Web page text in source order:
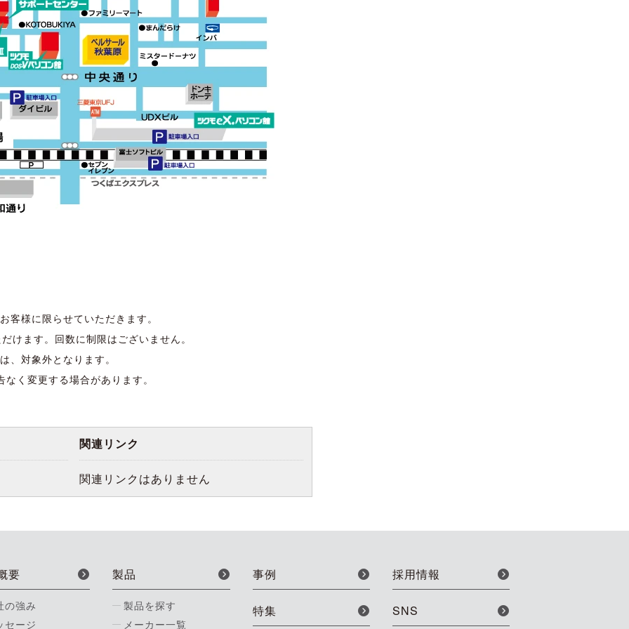
客様に限らせていただきます。
けます。回数に制限はございません。
、対象外となります。
く変更する場合があります。
関連リンク
関連リンクはありません
要
の強み
セージ
製品
製品を探す
メーカー一覧
事例
特集
採用情報
SNS